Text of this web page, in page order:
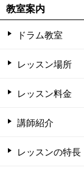
教室案内
ドラム教室
レッスン場所
レッスン料金
講師紹介
レッスンの特長